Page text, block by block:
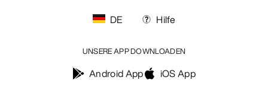
DE Hilfe
UNSERE APP DOWNLOADEN
Android App iOS App